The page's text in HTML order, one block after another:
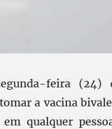
feira (24)
a vacina
qualquer